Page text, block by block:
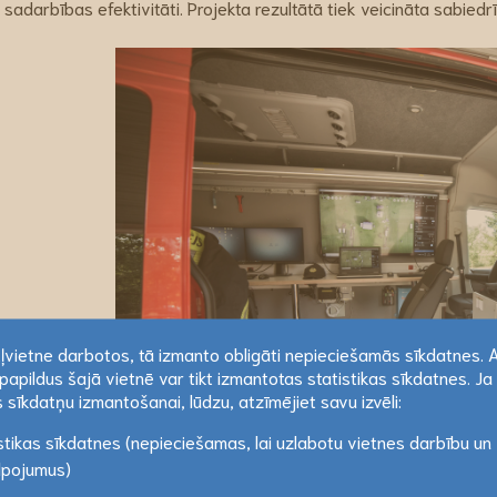
darbotos, tā izmanto obligāti nepieciešamās sīkdatnes.
sīkdatņu izmantošanai, lūdzu, atzīmējiet savu izvēli: Lasīt vairāk
sadarbības efektivitāti. Projekta rezultātā tiek veicināta
darbotos, tā izmanto obligāti nepieciešamās sīkdatnes.
šajā vietnē var tikt izmantotas statistikas sīkdatnes.
sīkdatņu izmantošanai, lūdzu, atzīmējiet savu izvēli:
sīkdatnes (nepieciešamas, lai uzlabotu vietnes darbību un